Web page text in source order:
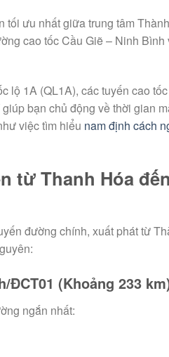
tối ưu nhất giữa trung tâm
cao tốc Cầu Giẽ – Ninh Bình
lộ 1A (QL1A), các tuyến cao
bạn chủ động về thời gian
việc tìm hiểu nam định cách
từ Thanh Hóa
đường chính, xuất phát từ
ĐCT01 (Khoảng 233
ngắn nhất: